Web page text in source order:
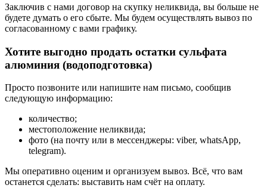
Заключив с нами договор на скупку неликвида, вы больше не
будете думать о его сбыте. Мы будем осуществлять вывоз по
согласованному с вами графику.
Хотите выгодно продать остатки сульфата
алюминия (водоподготовка)
Просто позвоните или напишите нам письмо, сообщив
следующую информацию:
количество;
местоположение неликвида;
фото (на почту или в мессенджеры: viber, whatsApp,
telegram).
Мы оперативно оценим и организуем вывоз. Всё, что вам
останется сделать: выставить нам счёт на оплату.